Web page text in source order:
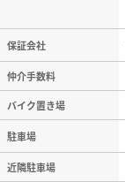
保証会社
仲介手数料
バイク置き場
駐車場
近隣駐車場